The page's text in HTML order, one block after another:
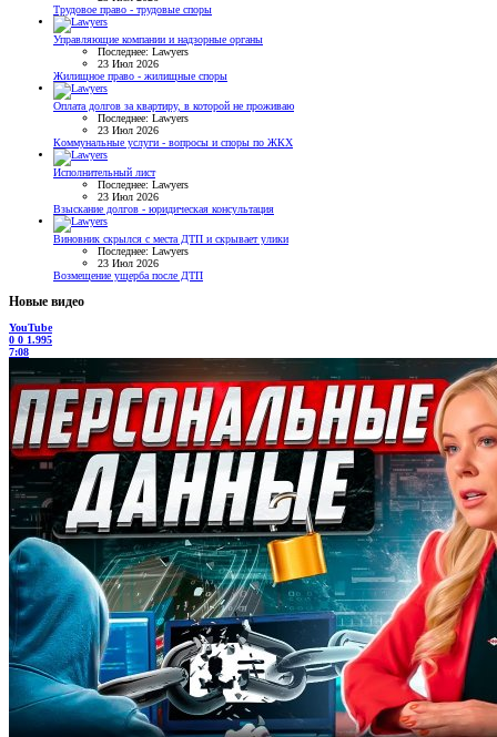
Трудовое право - трудовые споры
Управляющие компании и надзорные органы
Последнее: Lawyers
23 Июл 2026
Жилищное право - жилищные споры
Оплата долгов за квартиру, в которой не проживаю
Последнее: Lawyers
23 Июл 2026
Коммунальные услуги - вопросы и споры по ЖКХ
Исполнительный лист
Последнее: Lawyers
23 Июл 2026
Взыскание долгов - юридическая консультация
Виновник скрылся с места ДТП и скрывает улики
Последнее: Lawyers
23 Июл 2026
Возмещение ущерба после ДТП
Новые видео
YouTube
0 0 1.995
7:08